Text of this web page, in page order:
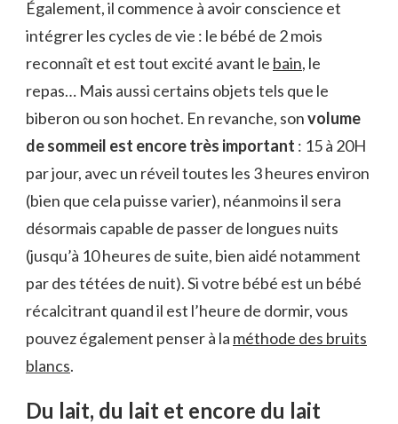
Également, il commence à avoir conscience et
intégrer les cycles de vie : le bébé de 2 mois
reconnaît et est tout excité avant le bain, le
repas… Mais aussi certains objets tels que le
biberon ou son hochet. En revanche, sonvolume
de sommeil est encore très important : 15 à 20H
par jour, avec un réveil toutes les 3 heures environ
(bien que cela puisse varier), néanmoins il sera
désormais capable de passer de longues nuits
(jusqu’à 10 heures de suite, bien aidé notamment
par des tétées de nuit). Si votre bébé est un bébé
récalcitrant quand il est l’heure de dormir, vous
pouvez également penser à la méthode des bruits
blancs.
Du lait, du lait et encore du lait